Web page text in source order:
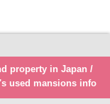
property in Japan /
's used mansions info